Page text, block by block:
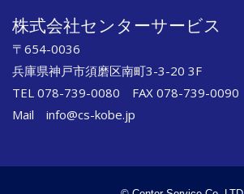
株式会社センターサービス
〒654-0036
兵庫県神戸市須磨区南町3-3-20 3F
TEL 078-739-0080 FAX 078-739-0090
Mail info@cs-kobe.jp